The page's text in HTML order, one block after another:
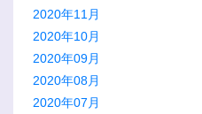
2020年11月
2020年10月
2020年09月
2020年08月
2020年07月